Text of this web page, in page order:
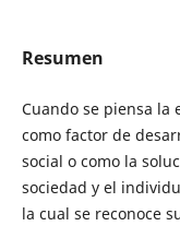
Resumen
Cuando se piensa la
como factor de
social o como la
sociedad y el
la cual se reconoce